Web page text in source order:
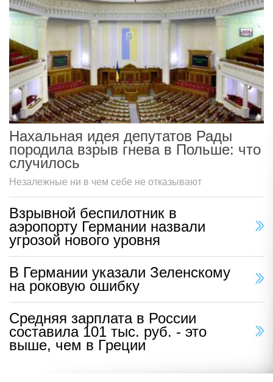
Нахальная идея депутатов Рады
породила взрыв гнева в Польше: что
случилось
Незалежные ни в чем себе не отказывают
Взрывной беспилотник в
аэропорту Германии назвали
угрозой нового уровня
В Германии указали Зеленскому
на роковую ошибку
Средняя зарплата в России
составила 101 тыс. руб. - это
выше, чем в Греции